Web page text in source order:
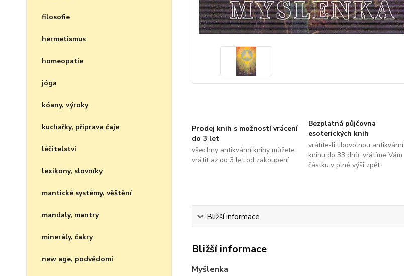
filosofie
hermetismus
homeopatie
jóga
kóany, výroky
kuchařky, příprava čaje
léčitelství
lexikony, slovníky
mantické systémy, věštění
mandaly, mantry
minerály, čakry
new age, podvědomí
Prodej knih s možností vrácení
do 3 let
všechny antikvární knihy můžete
vrátit až do 3 let od zakoupení
Bezplatná půjčovna
esoterických knih
vrátíte-li libovolnou antikvární
knihu do 33 dnů, vrátíme Vám
částku v plné výši zpět
Bližší informace
Bližší informace
Myšlenka